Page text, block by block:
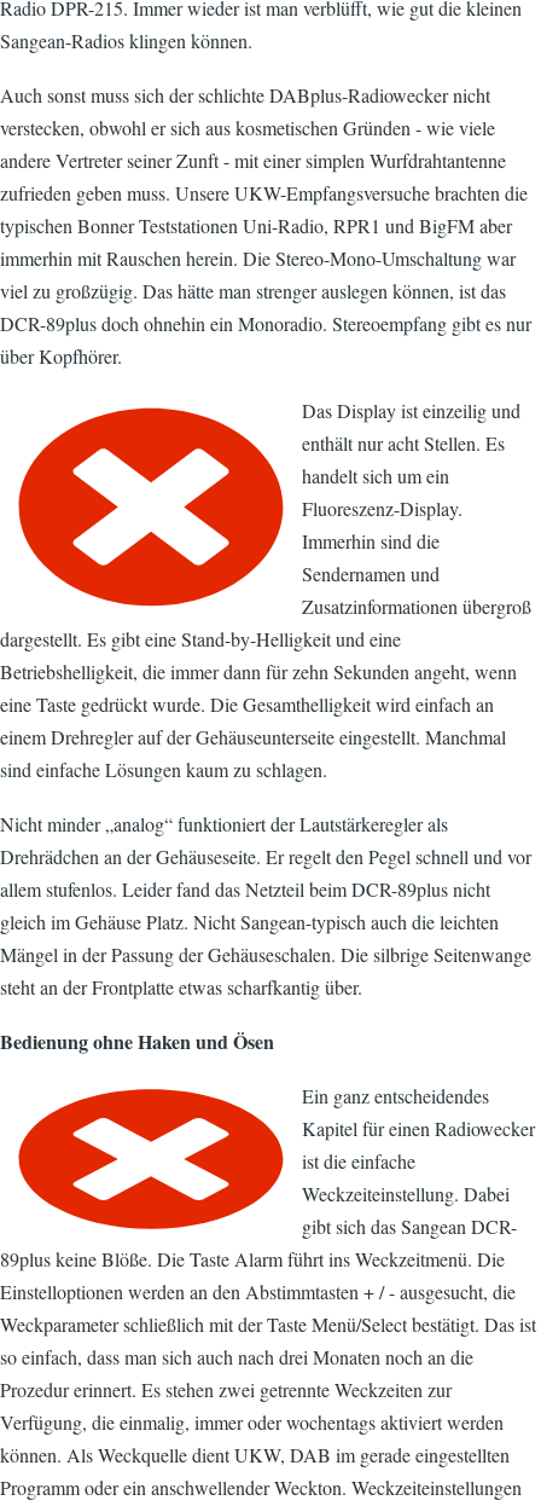
Radio DPR-215. Immer wieder ist man verblüfft, wie gut die kleinen
Sangean-Radios klingen können.
Auch sonst muss sich der schlichte DABplus-Radiowecker nicht
verstecken, obwohl er sich aus kosmetischen Gründen - wie viele
andere Vertreter seiner Zunft - mit einer simplen Wurfdrahtantenne
zufrieden geben muss. Unsere UKW-Empfangsversuche brachten die
typischen Bonner Teststationen Uni-Radio, RPR1 und BigFM aber
immerhin mit Rauschen herein. Die Stereo-Mono-Umschaltung war
viel zu großzügig. Das hätte man strenger auslegen können, ist das
DCR-89plus doch ohnehin ein Monoradio. Stereoempfang gibt es nur
über Kopfhörer.
Das Display ist einzeilig und
enthält nur acht Stellen. Es
handelt sich um ein
Fluoreszenz-Display.
Immerhin sind die
Sendernamen und
Zusatzinformationen übergroß
dargestellt. Es gibt eine Stand-by-Helligkeit und eine
Betriebshelligkeit, die immer dann für zehn Sekunden angeht, wenn
eine Taste gedrückt wurde. Die Gesamthelligkeit wird einfach an
einem Drehregler auf der Gehäuseunterseite eingestellt. Manchmal
sind einfache Lösungen kaum zu schlagen.
Nicht minder „analog“ funktioniert der Lautstärkeregler als
Drehrädchen an der Gehäuseseite. Er regelt den Pegel schnell und vor
allem stufenlos. Leider fand das Netzteil beim DCR-89plus nicht
gleich im Gehäuse Platz. Nicht Sangean-typisch auch die leichten
Mängel in der Passung der Gehäuseschalen. Die silbrige Seitenwange
steht an der Frontplatte etwas scharfkantig über.
Bedienung ohne Haken und Ösen
Ein ganz entscheidendes
Kapitel für einen Radiowecker
ist die einfache
Weckzeiteinstellung. Dabei
gibt sich das Sangean DCR-
89plus keine Blöße. Die Taste Alarm führt ins Weckzeitmenü. Die
Einstelloptionen werden an den Abstimmtasten + / - ausgesucht, die
Weckparameter schließlich mit der Taste Menü/Select bestätigt. Das ist
so einfach, dass man sich auch nach drei Monaten noch an die
Prozedur erinnert. Es stehen zwei getrennte Weckzeiten zur
Verfügung, die einmalig, immer oder wochentags aktiviert werden
können. Als Weckquelle dient UKW, DAB im gerade eingestellten
Programm oder ein anschwellender Weckton. Weckzeiteinstellungen